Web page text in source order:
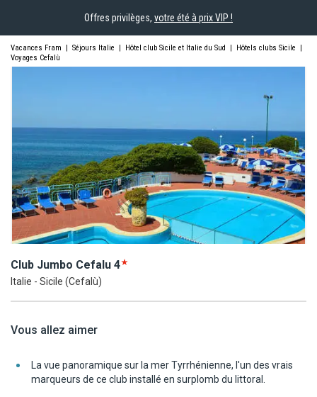
Offres privilèges, votre été à prix VIP !
Vacances Fram | Séjours Italie | Hôtel club Sicile et Italie du Sud | Hôtels clubs Sicile |
Voyages Cefalù
Club Jumbo Cefalu 4
Italie - Sicile (Cefalù)
Vous allez aimer
La vue panoramique sur la mer Tyrrhénienne, l'un des vrais
marqueurs de ce club installé en surplomb du littoral.